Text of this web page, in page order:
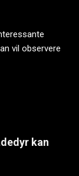
vil observere
kan